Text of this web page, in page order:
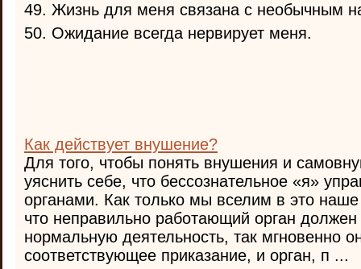
49. Жизнь для меня связана с необычным
50. Ожидание всегда нервирует меня.
Как действует внушение?
Для того, чтобы понять внушения и
уяснить себе, что бессознательное «я»
органами. Как только мы вселим в это
что неправильно работающий орган должен
нормальную деятельность, так мгновенно
соответствующее приказание, и орган, п ...